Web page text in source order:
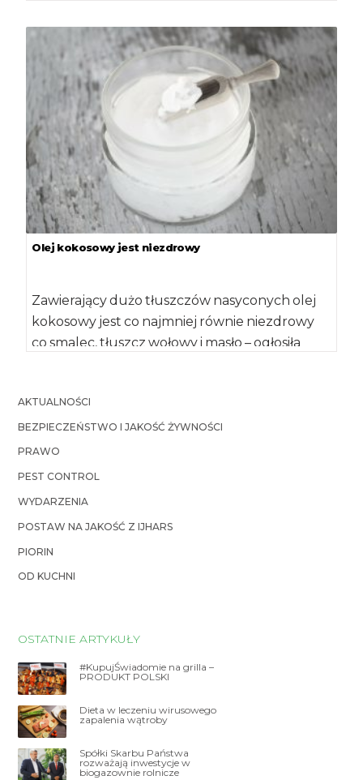
Olej kokosowy jest niezdrowy
Zawierający dużo tłuszczów nasyconych olej
kokosowy jest co najmniej równie niezdrowy
co smalec, tłuszcz wołowy i masło – ogłosiła
AKTUALNOŚCI
BEZPIECZEŃSTWO I JAKOŚĆ ŻYWNOŚCI
PRAWO
PEST CONTROL
WYDARZENIA
POSTAW NA JAKOŚĆ Z IJHARS
PIORIN
OD KUCHNI
OSTATNIE ARTYKUŁY
#KupujŚwiadomie na grilla –
PRODUKT POLSKI
Dieta w leczeniu wirusowego
zapalenia wątroby
Spółki Skarbu Państwa
rozważają inwestycje w
biogazownie rolnicze